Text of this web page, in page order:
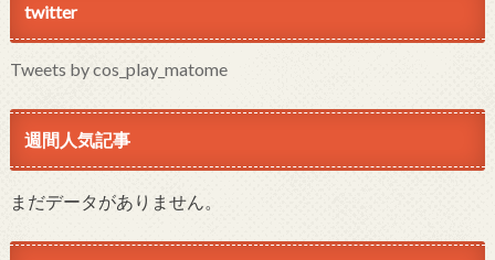
twitter
Tweets by cos_play_matome
週間人気記事
まだデータがありません。